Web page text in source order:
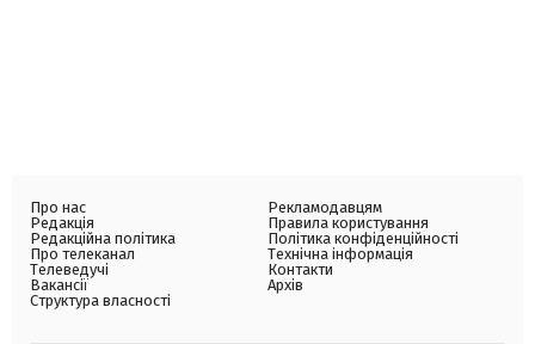
Про нас
Редакція
Редакційна політика
Про телеканал
Телеведучі
Вакансії
Структура власності
Рекламодавцям
Правила користування
Політика конфіденційності
Технічна інформація
Контакти
Архів